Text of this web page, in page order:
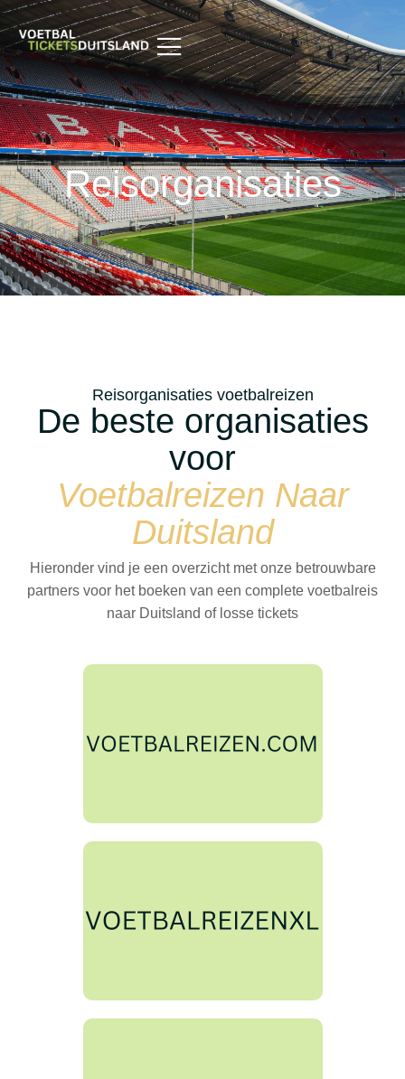
Reisorganisaties
Reisorganisaties voetbalreizen
De beste organisaties
voor
Voetbalreizen Naar
Duitsland
Hieronder vind je een overzicht met onze betrouwbare
partners voor het boeken van een complete voetbalreis
naar Duitsland of losse tickets